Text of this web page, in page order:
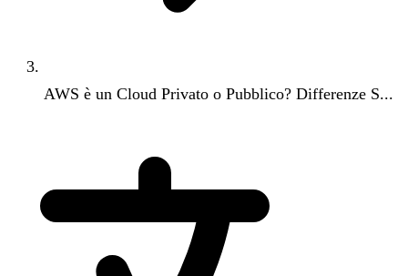
AWS è un Cloud Privato o Pubblico? Differenze S...